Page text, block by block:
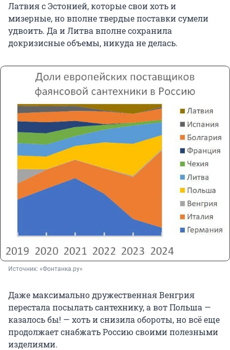
Латвия с Эстонией, которые свои хоть и
мизерные, но вполне твердые поставки сумели
удвоить. Да и Литва вполне сохранила
докризисные объемы, никуда не делась.
Источник: «Фонтанка.ру»
Даже максимально дружественная Венгрия
перестала посылать сантехнику, а вот Польша —
казалось бы! — хоть и снизила обороты, но всё еще
продолжает снабжать Россию своими полезными
изделиями.